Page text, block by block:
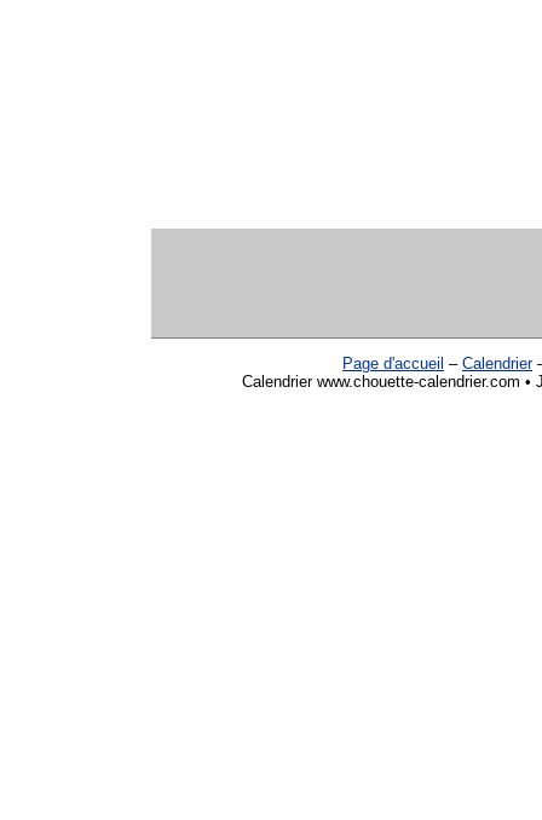
Page d'accueil – Calendrier
Calendrier www.chouette-calendrier.com